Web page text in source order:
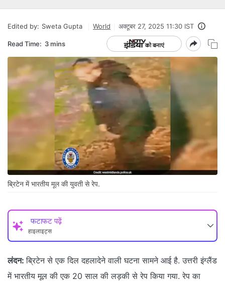
Edited by: Sweta Gupta World अक्टूबर 27, 2025 11:30 IST
Read Time: 3 mins
ब्रिटेन में भारतीय मूल की युवती से रेप.
फटाफट पढ़ें
हाइलाइट्स
लंदन: ब्रिटेन से एक दिल दहलादेने वाली घटना सामने आई है. उत्तरी इंग्लैंड
में भारतीय मूल की एक 20 साल की लड़की से रेप किया गया. रेप का